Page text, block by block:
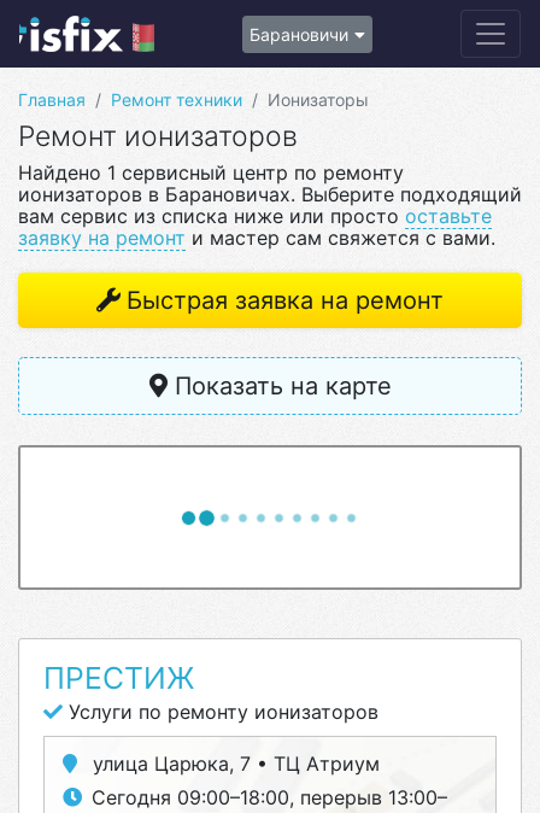
Барановичи
Главная Ремонт техники Ионизаторы
Ремонт ионизаторов
Найдено 1 сервисный центр по ремонту
ионизаторов в Барановичах. Выберите подходящий
вам сервис из списка ниже или просто оставьте
заявку на ремонт и мастер сам свяжется с вами.
Быстрая заявка на ремонт
Показать на карте
ПРЕСТИЖ
Услуги по ремонту ионизаторов
улица Царюка, 7 • ТЦ Атриум
Сегодня 09:00–18:00, перерыв 13:00–